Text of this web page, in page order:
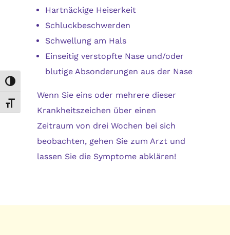
Umschalten auf hohe Kontraste
Schrift vergrößern
Hartnäckige Heiserkeit
Schluckbeschwerden
Schwellung am Hals
Einseitig verstopfte Nase und/oder
blutige Absonderungen aus der Nase
Wenn Sie eins oder mehrere dieser
Krankheitszeichen über einen
Zeitraum von drei Wochen bei sich
beobachten, gehen Sie zum Arzt und
lassen Sie die Symptome abklären!